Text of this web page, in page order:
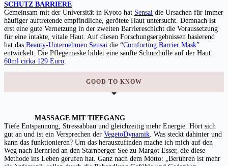
SCHUTZ BARRIERE
Gemeinsam mit der Universität in Kyoto hat Sensai die Ursachen für immer
häufiger auftretende empfindliche, gerötete Haut untersucht. Demnach ist
erst eine gute Vernetzung in der zweiten Barriereschicht die Voraussetzung
für eine intakte, vitale Haut. Auf diesen Forschungsergebnissen basierend
hat das Beauty-Unternehmen Sensai die “Comforting Barrier Mask”
entwickelt. Die Pflegemaske bildet eine sanfte Schutzhülle auf der Haut.
60ml cirka 129 Euro.
GOOD TO KNOW
MASSAGE MIT TIEFGANG
Tiefe Entspannung, Stressabbau und gleichzeitig mehr Energie. Hört sich
gut an und ist ein Versprechen der VegetoDynamik. Was steckt dahinter und
kann das funktionieren? Um das herauszufinden mache ich mich auf den
Weg nach Bernried an den Starnberger See zu Margot Esser, die diese
Methode ins Leben gerufen hat. Ganz nach dem Motto: „Berühren ist mehr